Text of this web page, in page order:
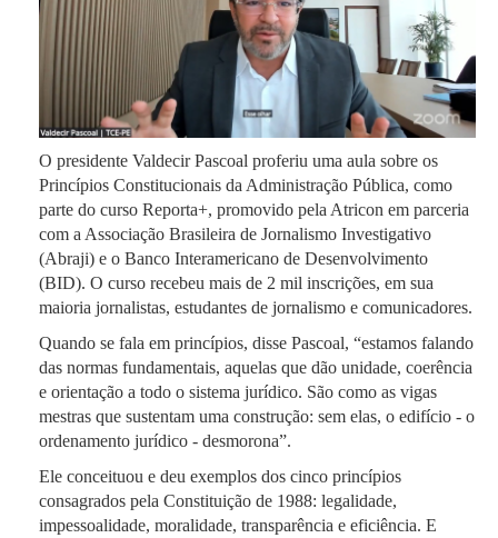
O presidente Valdecir Pascoal proferiu uma aula sobre os
Princípios Constitucionais da Administração Pública, como
parte do curso Reporta+, promovido pela Atricon em parceria
com a Associação Brasileira de Jornalismo Investigativo
(Abraji) e o Banco Interamericano de Desenvolvimento
(BID). O curso recebeu mais de 2 mil inscrições, em sua
maioria jornalistas, estudantes de jornalismo e comunicadores.
Quando se fala em princípios, disse Pascoal, “estamos falando
das normas fundamentais, aquelas que dão unidade, coerência
e orientação a todo o sistema jurídico. São como as vigas
mestras que sustentam uma construção: sem elas, o edifício - o
ordenamento jurídico - desmorona”.
Ele conceituou e deu exemplos dos cinco princípios
consagrados pela Constituição de 1988: legalidade,
impessoalidade, moralidade, transparência e eficiência. E